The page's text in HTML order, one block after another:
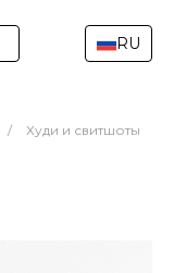
RU
/
Худи и свитшоты